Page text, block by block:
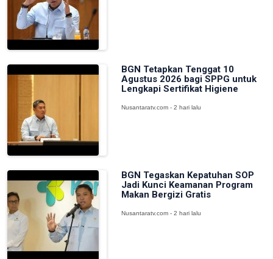
BGN Tetapkan Tenggat 10
Agustus 2026 bagi SPPG untuk
Lengkapi Sertifikat Higiene
Nusantaratv.com - 2 hari lalu
BGN Tegaskan Kepatuhan SOP
Jadi Kunci Keamanan Program
Makan Bergizi Gratis
Nusantaratv.com - 2 hari lalu